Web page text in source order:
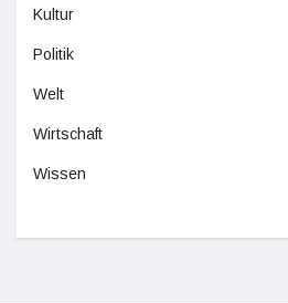
Kultur
Politik
Welt
Wirtschaft
Wissen